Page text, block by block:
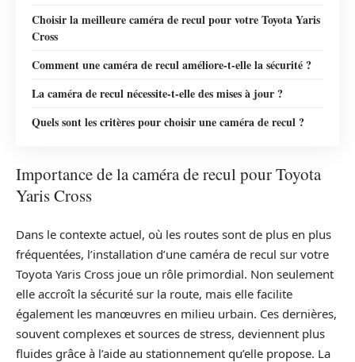
Choisir la meilleure caméra de recul pour votre Toyota Yaris
Cross
Comment une caméra de recul améliore-t-elle la sécurité ?
La caméra de recul nécessite-t-elle des mises à jour ?
Quels sont les critères pour choisir une caméra de recul ?
Importance de la caméra de recul pour Toyota
Yaris Cross
Dans le contexte actuel, où les routes sont de plus en plus
fréquentées, l’installation d’une caméra de recul sur votre
Toyota Yaris Cross joue un rôle primordial. Non seulement
elle accroît la sécurité sur la route, mais elle facilite
également les manœuvres en milieu urbain. Ces dernières,
souvent complexes et sources de stress, deviennent plus
fluides grâce à l’aide au stationnement qu’elle propose. La